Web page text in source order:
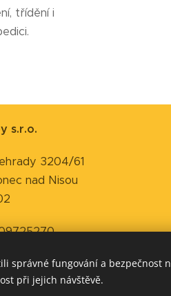
třídění i
s.r.o.
3204/61
nad Nisou
správné fungování a bezpečnost
při jejich návštěvě.